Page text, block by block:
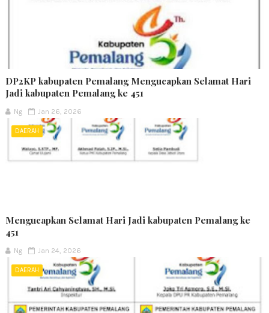
DP2KP kabupaten Pemalang Mengucapkan Selamat Hari
Jadi kabupaten Pemalang ke 451
Ng Jan 26, 2026
DAERAH
Mengucapkan Selamat Hari Jadi kabupaten Pemalang ke
451
Ng Jan 24, 2026
DAERAH